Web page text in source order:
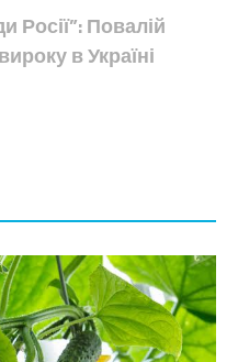
Росії”: Повалій
в Україні